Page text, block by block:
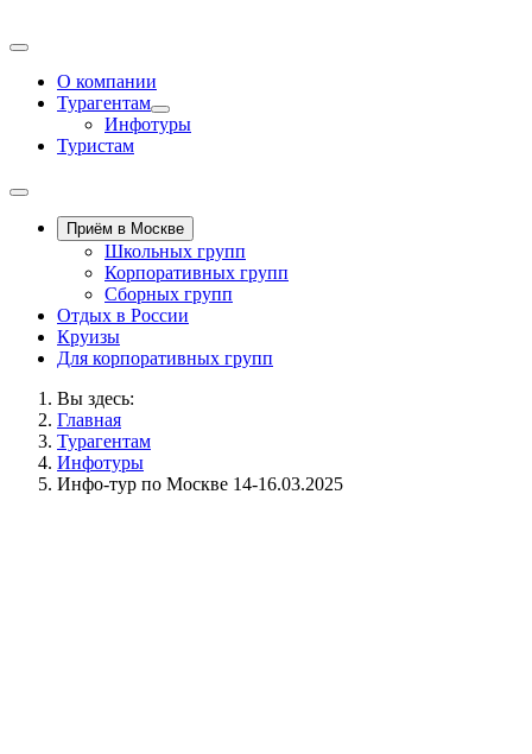
О компании
Турагентам
Инфотуры
Туристам
Приём в Москве
Школьных групп
Корпоративных групп
Сборных групп
Отдых в России
Круизы
Для корпоративных групп
Вы здесь:
Главная
Турагентам
Инфотуры
Инфо-тур по Москве 14-16.03.2025